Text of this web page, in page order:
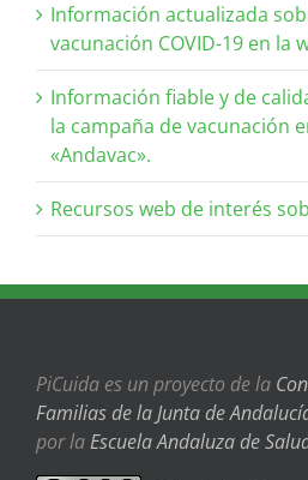
Información actualizada
vacunación COVID-19 en la
Información fiable y de
la campaña de vacunación
«Andavac».
Recursos web de interés
PiCuida es un proyecto de la
Familias de la Junta de
por laEscuela Andaluza de